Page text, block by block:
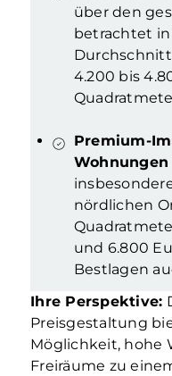
über den
betrachtet
4.200 bis
Premium-
nördlichen
und 6.800
Bestlagen
Ihre Perspektive:
Preisgestaltung
Möglichkeit, hohe
Freiräume zu